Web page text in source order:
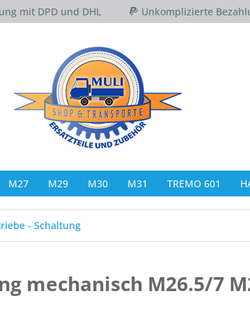
mit DPD und DHL Unkomplizierte
M27 M29 M30 M31 TREMO 601
- Schaltung
mechanisch M26.5/7